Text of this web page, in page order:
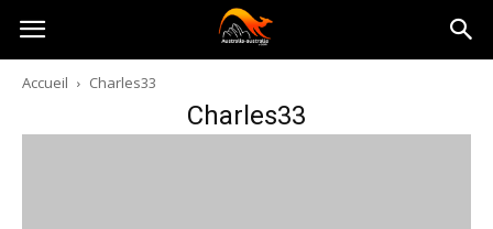
Australia-
australie.com
Accueil Charles33
Charles33